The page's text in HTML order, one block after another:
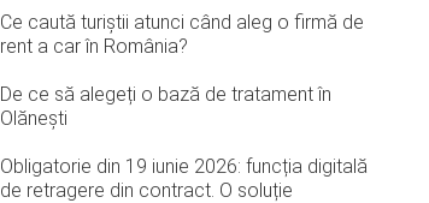
Ce caută turiștii atunci când aleg o firmă de
rent a car în România?
De ce să alegeți o bază de tratament în
Olănești
Obligatorie din 19 iunie 2026: funcția digitală
de retragere din contract. O soluție